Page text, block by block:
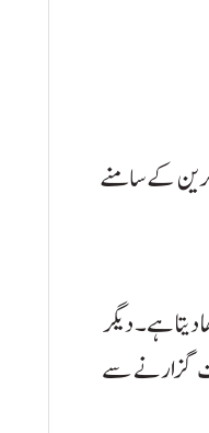
اسکرین کے سامنے
گھنٹہ ڈپریشن کا خطرہ 5 فیصد تک بڑھا دیتا ہے۔ دیگر
گزارنے سے